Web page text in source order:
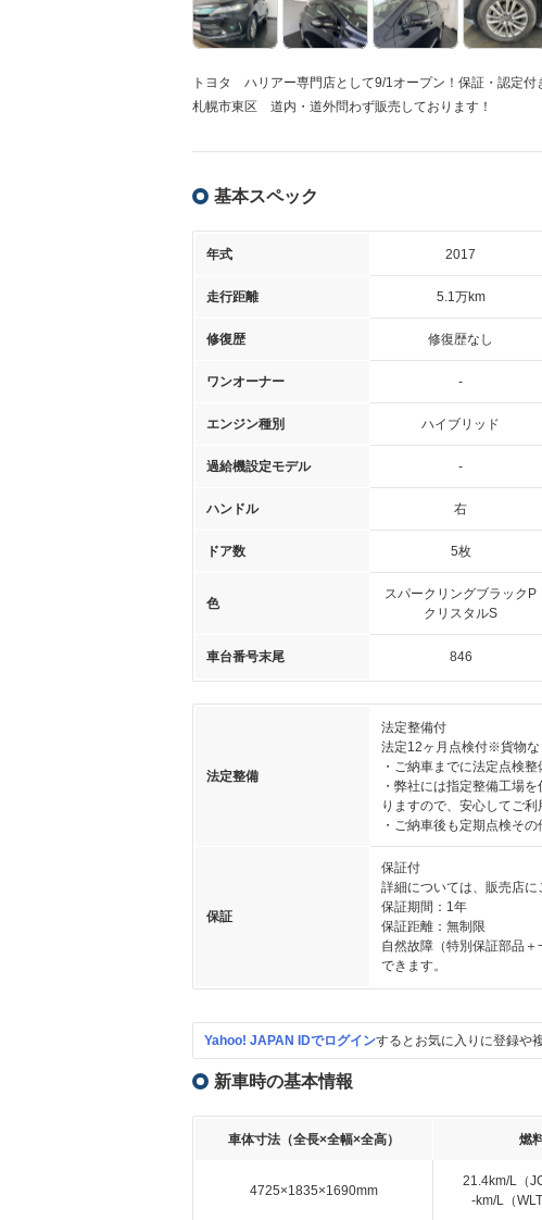
トヨタ ハリアー専門店として9/1オープン！保証・認定
札幌市東区 道内・道外問わず販売しております！
基本スペック
年式 2017
走行距離 5.1万km
修復歴 修復歴なし
ワンオーナー -
エンジン種別 ハイブリッド
過給機設定モデル -
ハンドル 右
ドア数 5枚
色
スパークリングブラックP
クリスタルS
車台番号末尾 846
法定整備
法定整備付
法定12ヶ月点検付※貨物な
・ご納車までに法定点検整
・弊社には指定整備工場
りますので、安心してご利
・ご納車後も定期点検そ
保証
保証付
詳細については、販売店に
保証期間：1年
保証距離：無制限
自然故障（特別保証部品
できます。
Yahoo! JAPAN IDでログインするとお気に入りに登録や
新車時の基本情報
車体寸法（全長×全幅×全高） 燃
4725×1835×1690mm
21.4km/L（
-km/L（